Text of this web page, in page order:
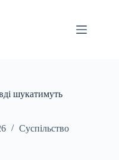
шукатимуть
Суспільство